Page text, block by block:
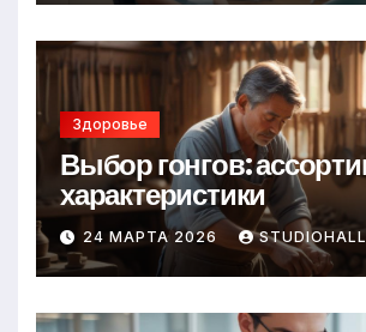
Здоровье
Выбор гонгов:
характеристики
24 МАРТА 2026